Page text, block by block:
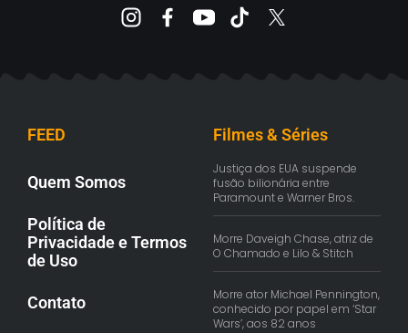
FEED
Quem Somos
Política de
Privacidade e Termos
de Uso
Contato
Filmes & Séries
Justiça dos EUA suspende
fusão bilionária entre
Paramount e Warner Bros.
Morre Daveigh Chase, atriz de
O Chamado e Lilo & Stitch
Morre ator Michael Pennington,
conhecido por papel em ‘Star
Wars’, aos 82 anos